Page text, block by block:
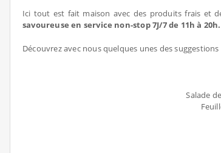
Ici tout est fait maison avec des produits frais et
savoureuse en service non-stop 7J/7 de 11h à 20h.
Découvrez avec nous quelques unes des
Salade